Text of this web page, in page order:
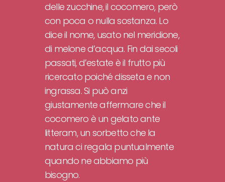
delle zucchine, il cocomero, però
con poca o nulla sostanza. Lo
dice il nome, usato nel meridione,
di melone d’acqua. Fin dai secoli
passati, d’estate è il frutto più
ricercato poiché disseta e non
ingrassa. Si può anzi
giustamente affermare che il
cocomero è un gelato ante
litteram, un sorbetto che la
natura ci regala puntualmente
quando ne abbiamo più
bisogno.